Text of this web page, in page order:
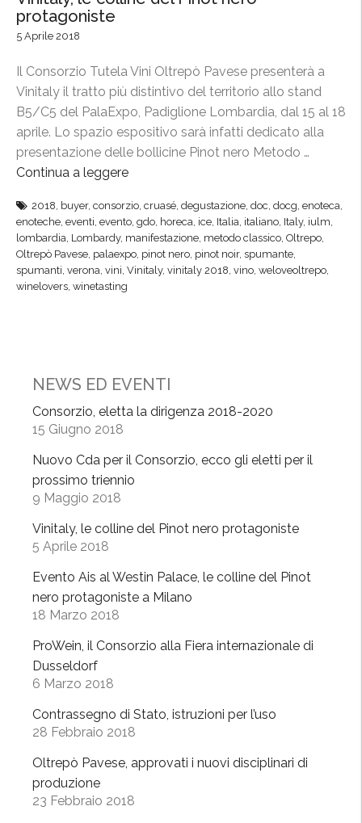
protagoniste
5 Aprile 2018
Il Consorzio Tutela Vini Oltrepò Pavese presenterà a
Vinitaly il tratto più distintivo del territorio allo stand
B5/C5 del PalaExpo, Padiglione Lombardia, dal 15 al 18
aprile. Lo spazio espositivo sarà infatti dedicato alla
presentazione delle bollicine Pinot nero Metodo …
Continua a leggere
i
n
i
t
l
e
c
l
l
e
e
l
n
e
r
p
2018, buyer, consorzio, cruasé, degustazione, doc, docg, enoteca,
enoteche, eventi, evento, gdo, horeca, ice, Italia, italiano, Italy, iulm,
lombardia, Lombardy, manifestazione, metodo classico, Oltrepo,
Oltrepò Pavese, palaexpo, pinot nero, pinot noir, spumante,
spumanti, verona, vini, Vinitaly, vinitaly 2018, vino, weloveoltrepo,
winelovers, winetasting
NEWS ED EVENTI
Consorzio, eletta la dirigenza 2018-2020
15 Giugno 2018
Nuovo Cda per il Consorzio, ecco gli eletti per il
prossimo triennio
9 Maggio 2018
Vinitaly, le colline del Pinot nero protagoniste
5 Aprile 2018
Evento Ais al Westin Palace, le colline del Pinot
nero protagoniste a Milano
18 Marzo 2018
ProWein, il Consorzio alla Fiera internazionale di
Dusseldorf
6 Marzo 2018
Contrassegno di Stato, istruzioni per l’uso
28 Febbraio 2018
Oltrepò Pavese, approvati i nuovi disciplinari di
produzione
23 Febbraio 2018